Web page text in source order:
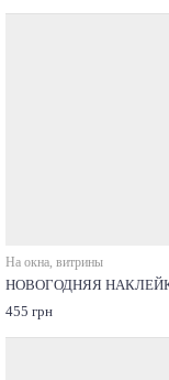
На окна, витрины
НОВОГОДНЯЯ
455 грн